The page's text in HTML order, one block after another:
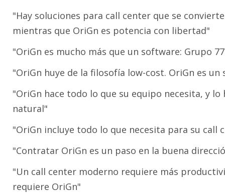
"Hay soluciones para call center que se
mientras que OriGn es potencia con libertad"
"OriGn es mucho más que un software: Grupo
"OriGn huye de la filosofía low-cost. OriGn es
"OriGn hace todo lo que su equipo necesita, y
natural"
"OriGn incluye todo lo que necesita para su call
"Contratar OriGn es un paso en la buena
"Un call center moderno requiere más
requiere OriGn"